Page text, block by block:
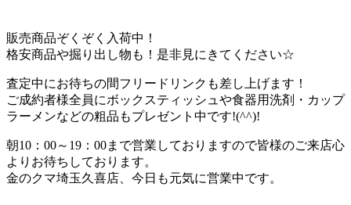
販売商品ぞくぞく入荷中！
格安商品や掘り出し物も！是非見にきてください☆
査定中にお待ちの間フリードリンクも差し上げます！
ご成約者様全員にボックスティッシュや食器用洗剤・カップ
ラーメンなどの粗品もプレゼント中です!(^^)!
朝10：00～19：00まで営業しておりますので皆様のご来店心
よりお待ちしております。
金のクマ埼玉久喜店、今日も元気に営業中です。